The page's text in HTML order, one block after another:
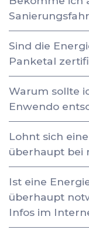
Sind die
Panketal
Warum sollte
Enwendo
Lohnt sich
überhaupt bei
Ist eine
überhaupt
Infos im